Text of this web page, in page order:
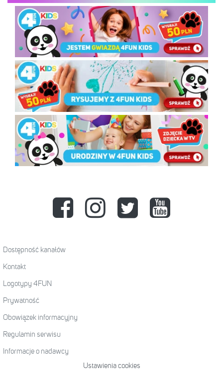
Dostępność kanałów
Kontakt
Logotypy 4FUN
Prywatność
Obowiązek informacyjny
Regulamin serwisu
Informacje o nadawcy
Ustawienia cookies